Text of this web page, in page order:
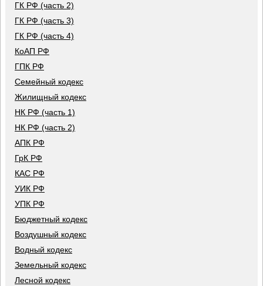
ГК РФ (часть 2)
ГК РФ (часть 3)
ГК РФ (часть 4)
КоАП РФ
ГПК РФ
Семейный кодекс
Жилищный кодекс
НК РФ (часть 1)
НК РФ (часть 2)
АПК РФ
ГрК РФ
КАС РФ
УИК РФ
УПК РФ
Бюджетный кодекс
Воздушный кодекс
Водный кодекс
Земельный кодекс
Лесной кодекс